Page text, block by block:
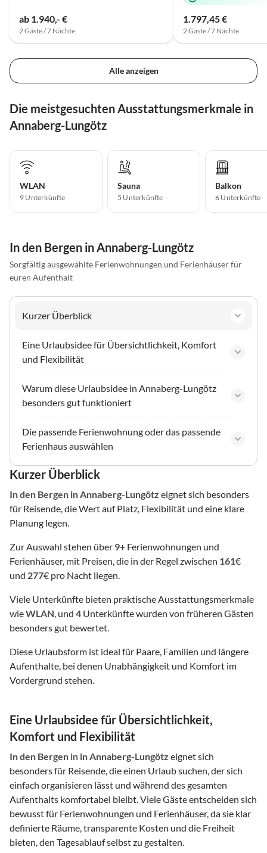
ab 1.940,- €
2 Gäste / 7 Nächte
1.797,45 €
2 Gäste / 7 Nächte
Alle anzeigen
Die meistgesuchten Ausstattungsmerkmale in
Annaberg-Lungötz
WLAN
9 Unterkünfte
Sauna
5 Unterkünfte
Balkon
6 Unterkünfte
In den Bergen in Annaberg-Lungötz
Sorgfältig ausgewählte Ferienwohnungen und Ferienhäuser für
euren Aufenthalt
Kurzer Überblick
Eine Urlaubsidee für Übersichtlichkeit, Komfort
und Flexibilität
Warum diese Urlaubsidee in Annaberg-Lungötz
besonders gut funktioniert
Die passende Ferienwohnung oder das passende
Ferienhaus auswählen
Kurzer Überblick
In den Bergen in Annaberg-Lungötz eignet sich besonders
für Reisende, die Wert auf Platz, Flexibilität und eine klare
Planung legen.
Zur Auswahl stehen über 9+ Ferienwohnungen und
Ferienhäuser, mit Preisen, die in der Regel zwischen 161€
und 277€ pro Nacht liegen.
Viele Unterkünfte bieten praktische Ausstattungsmerkmale
wieWLAN, und 4 Unterkünfte wurden von früheren Gästen
besonders gut bewertet.
Diese Urlaubsform ist ideal für Paare, Familien und längere
Aufenthalte, bei denen Unabhängigkeit und Komfort im
Vordergrund stehen.
Eine Urlaubsidee für Übersichtlichkeit,
Komfort und Flexibilität
In den Bergen in in Annaberg-Lungötz eignet sich
besonders für Reisende, die einen Urlaub suchen, der sich
einfach organisieren lässt und während des gesamten
Aufenthalts komfortabel bleibt. Viele Gäste entscheiden sich
bewusst für Ferienwohnungen und Ferienhäuser, da sie klar
definierte Räume, transparente Kosten und die Freiheit
bieten, den Tagesablauf selbst zu gestalten.